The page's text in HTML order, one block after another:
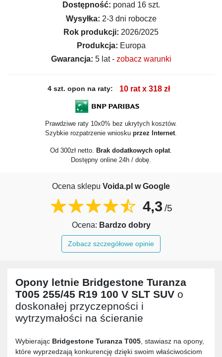
Dostępność: ponad 16 szt.
Wysyłka: 2-3 dni robocze
Rok produkcji: 2026/2025
Produkcja: Europa
Gwarancja: 5 lat - zobacz warunki
4 szt. opon na raty: 10 rat x 318 zł
Prawdziwe raty 10x0% bez ukrytych kosztów.
Szybkie rozpatrzenie wniosku przez Internet.
Od 300zł netto. Brak dodatkowych opłat.
Dostępny online 24h / dobę.
Ocena sklepu Voida.pl w Google
4,3 /5
Ocena: Bardzo dobry
Zobacz szczegółowe opinie
Opony letnie Bridgestone Turanza
T005 255/45 R19 100 V SLT SUV o
doskonałej przyczepności i
wytrzymałości na ścieranie
Wybierając Bridgestone Turanza T005 , stawiasz na opony,
które wyprzedzają konkurencję dzięki swoim właściwościom